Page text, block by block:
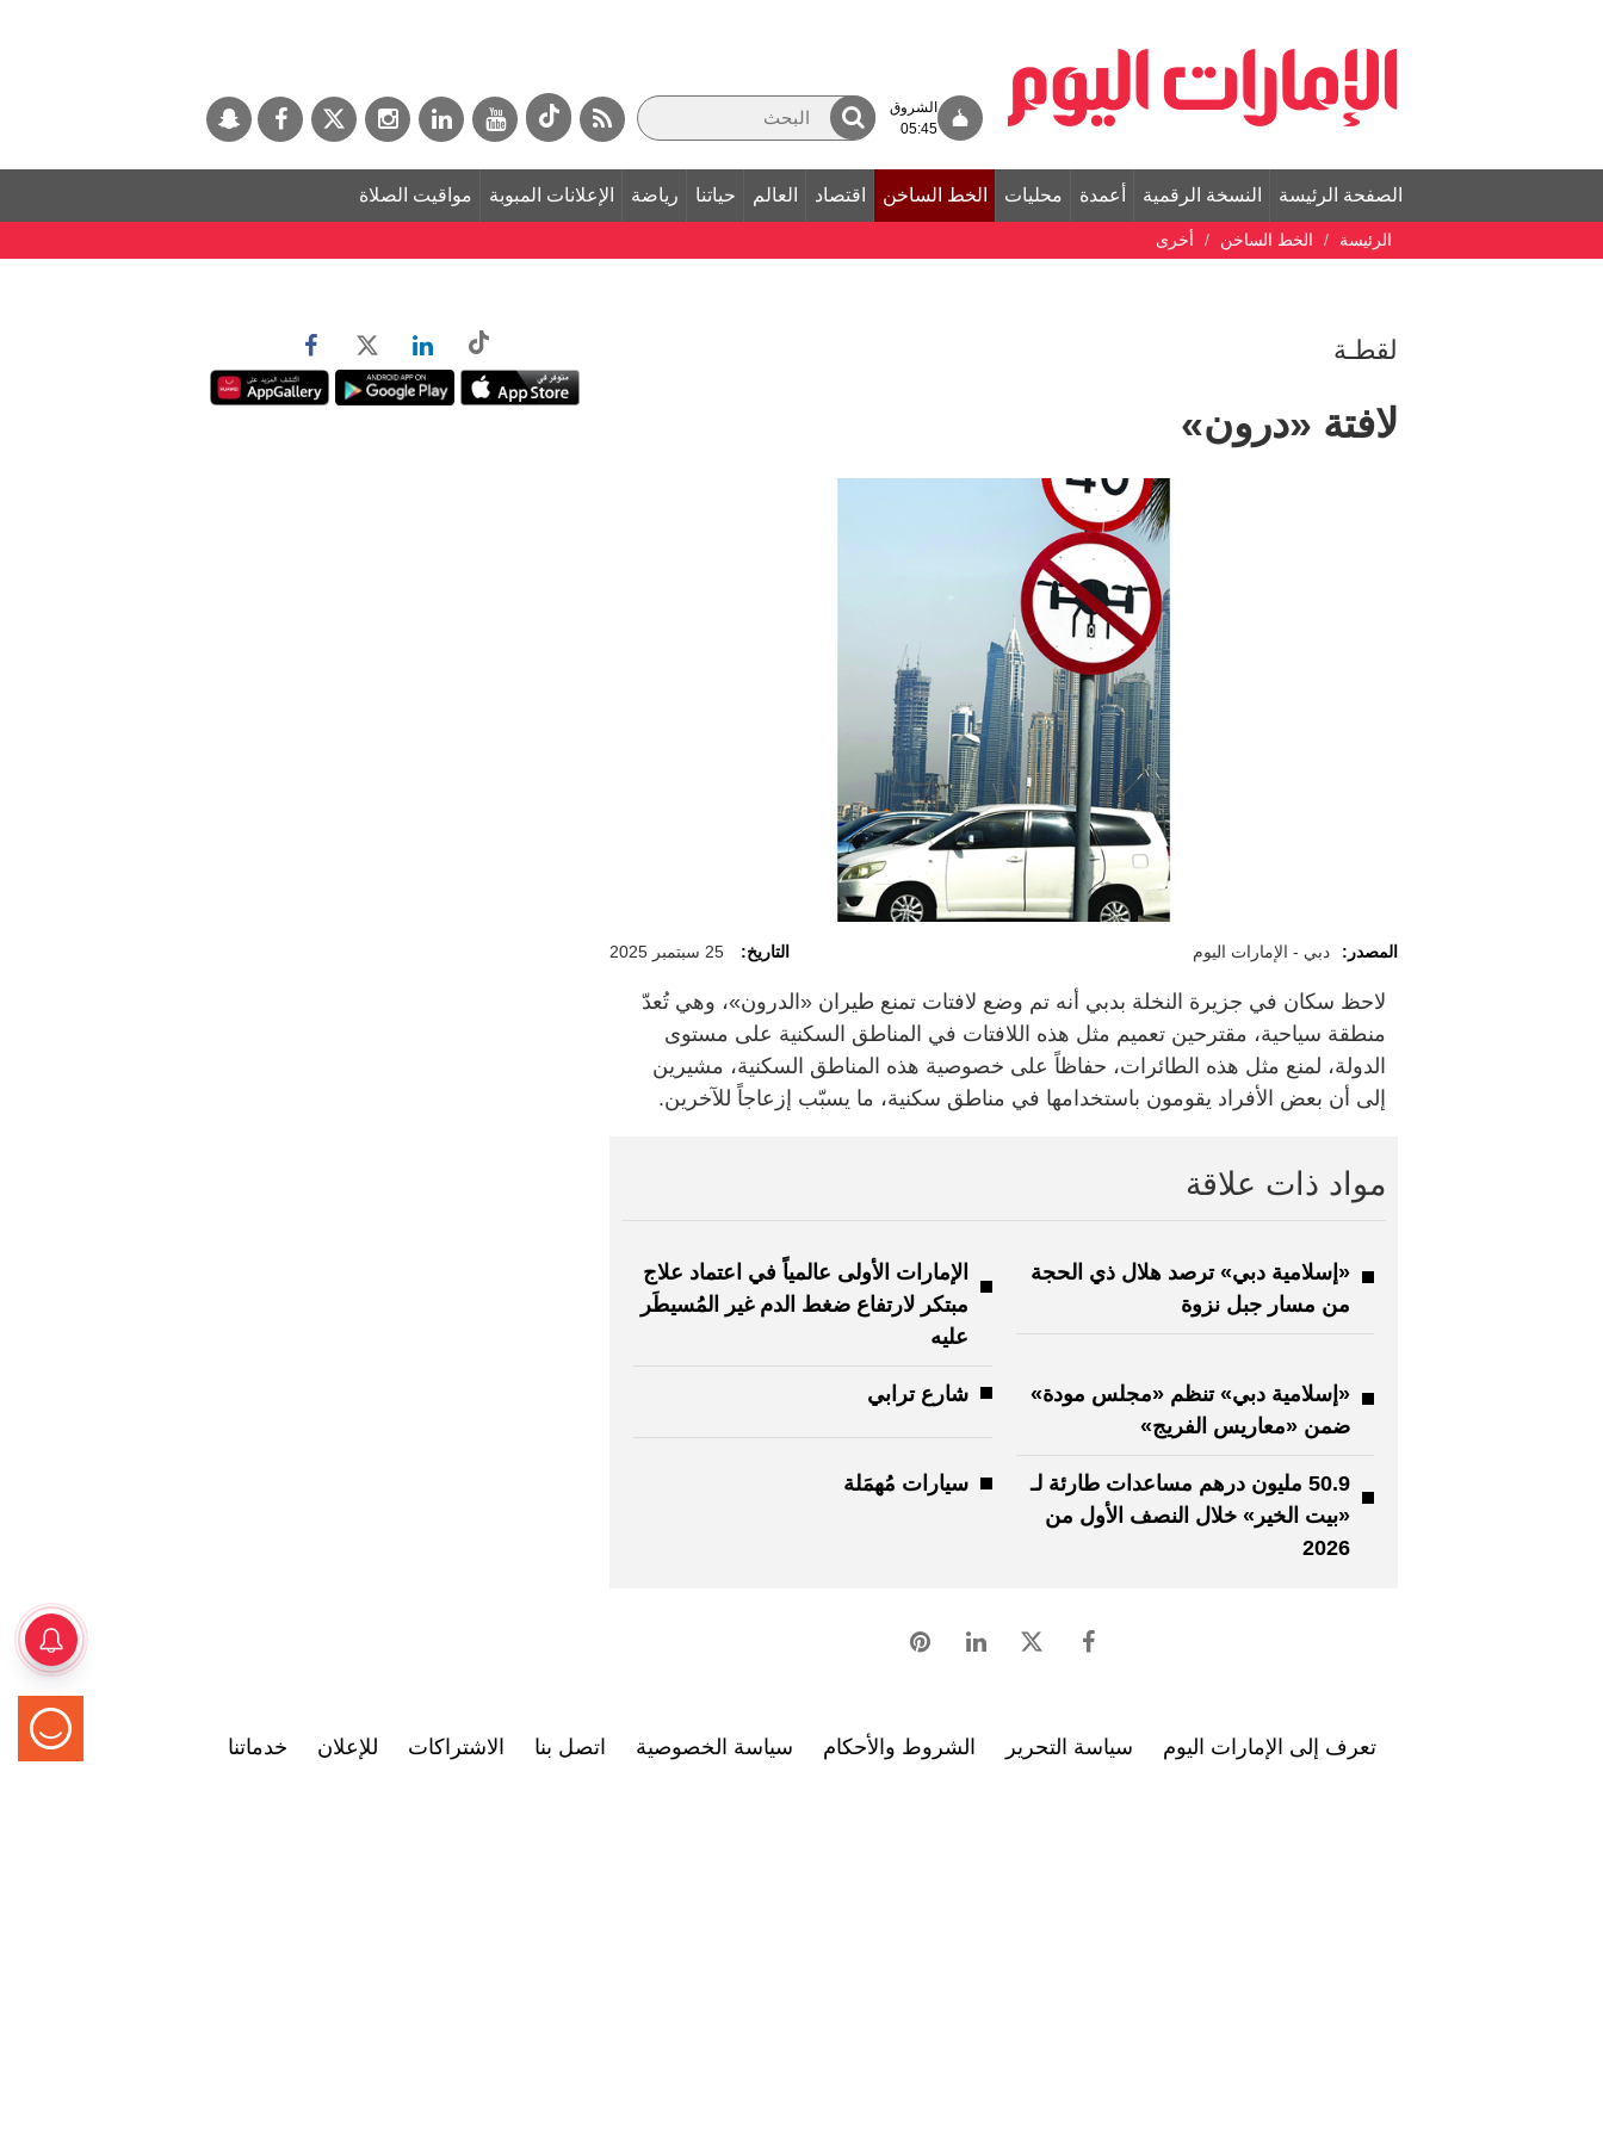
الشروق
05:45
الصفحة الرئيسة النسخة الرقمية أعمدة محليات الخط الساخن اقتصاد العالم حياتنا رياضة الإعلانات المبوبة مواقيت الصلاة
الرئيسة الخط الساخن أخرى
لقطـة
لافتة «درون»
المصدر: دبي - الإمارات اليوم التاريخ: 25 سبتمبر 2025
لاحظ سكان في جزيرة النخلة بدبي أنه تم وضع لافتات تمنع طيران «الدرون»، وهي تُعدّ
منطقة سياحية، مقترحين تعميم مثل هذه اللافتات في المناطق السكنية على مستوى
الدولة، لمنع مثل هذه الطائرات، حفاظاً على خصوصية هذه المناطق السكنية، مشيرين
إلى أن بعض الأفراد يقومون باستخدامها في مناطق سكنية، ما يسبّب إزعاجاً للآخرين.
مواد ذات علاقة
«إسلامية دبي» ترصد هلال ذي الحجة
من مسار جبل نزوة
الإمارات الأولى عالمياً في اعتماد علاج
مبتكر لارتفاع ضغط الدم غير المُسيطَر
عليه
«إسلامية دبي» تنظم «مجلس مودة»
ضمن «معاريس الفريج»
شارع ترابي
50.9 مليون درهم مساعدات طارئة لـ
«بيت الخير» خلال النصف الأول من
2026
سيارات مُهمَلة
تعرف إلى الإمارات اليوم سياسة التحرير الشروط والأحكام سياسة الخصوصية اتصل بنا الاشتراكات للإعلان خدماتنا